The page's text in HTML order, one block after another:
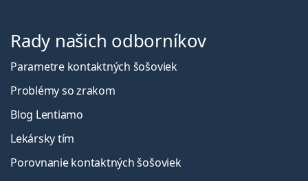
Rady našich odborníkov
Parametre kontaktných šošoviek
Problémy so zrakom
Blog Lentiamo
Lekársky tím
Porovnanie kontaktných šošoviek